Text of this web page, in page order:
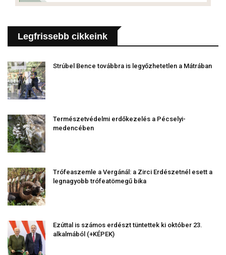
Legfrissebb cikkeink
Strúbel Bence továbbra is legyőzhetetlen a Mátrában
Természetvédelmi erdőkezelés a Pécselyi-
medencében
Trófeaszemle a Vergánál: a Zirci Erdészetnél esett a
legnagyobb trófeatömegű bika
Ezúttal is számos erdészt tüntettek ki október 23.
alkalmából (+KÉPEK)